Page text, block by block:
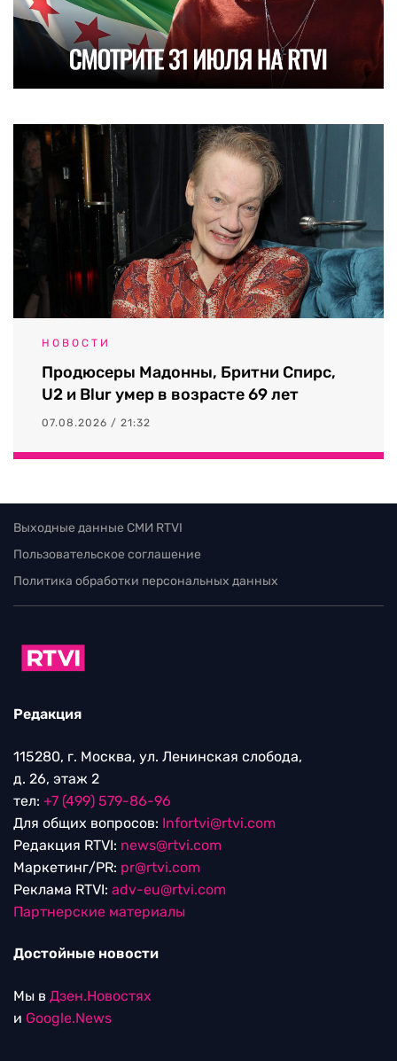
НОВОСТИ
Продюсеры Мадонны, Бритни Спирс,
U2 и Blur умер в возрасте 69 лет
07.08.2026 / 21:32
Выходные данные СМИ RTVI
Пользовательское соглашение
Политика обработки персональных данных
Редакция
115280, г. Москва, ул. Ленинская слобода,
д. 26, этаж 2
тел: +7 (499) 579-86-96
Для общих вопросов: Infortvi@rtvi.com
Редакция RTVI: news@rtvi.com
Маркетинг/PR: pr@rtvi.com
Реклама RTVI: adv-eu@rtvi.com
Партнерские материалы
Достойные новости
Мы в Дзен.Новостях
и Google.News